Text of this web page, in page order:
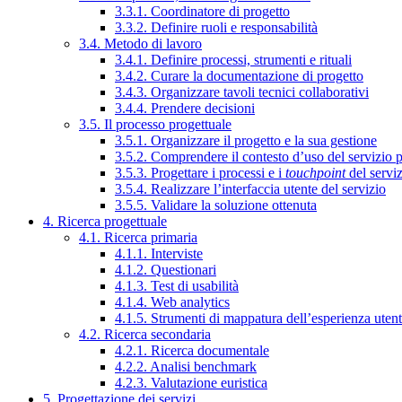
3.3.1. Coordinatore di progetto
3.3.2. Definire ruoli e responsabilità
3.4. Metodo di lavoro
3.4.1. Definire processi, strumenti e rituali
3.4.2. Curare la documentazione di progetto
3.4.3. Organizzare tavoli tecnici collaborativi
3.4.4. Prendere decisioni
3.5. Il processo progettuale
3.5.1. Organizzare il progetto e la sua gestione
3.5.2. Comprendere il contesto d’uso del servizio
3.5.3. Progettare i processi e i touchpointdel
3.5.4. Realizzare l’interfaccia utente del servizio
3.5.5. Validare la soluzione ottenuta
4. Ricerca progettuale
4.1. Ricerca primaria
4.1.1. Interviste
4.1.2. Questionari
4.1.3. Test di usabilità
4.1.4. Web analytics
4.1.5. Strumenti di mappatura dell’esperienza
4.2. Ricerca secondaria
4.2.1. Ricerca documentale
4.2.2. Analisi benchmark
4.2.3. Valutazione euristica
5. Progettazione dei servizi